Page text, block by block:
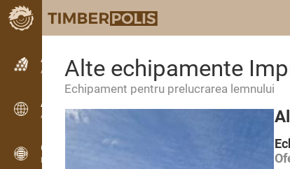
Anunțuri
Anunturi text
Anunțuri
Anunțuri internaționale
OPTI-TIMB
Modele de debitare
Alte echipamente
Echipament pentru prelucrarea lemnului